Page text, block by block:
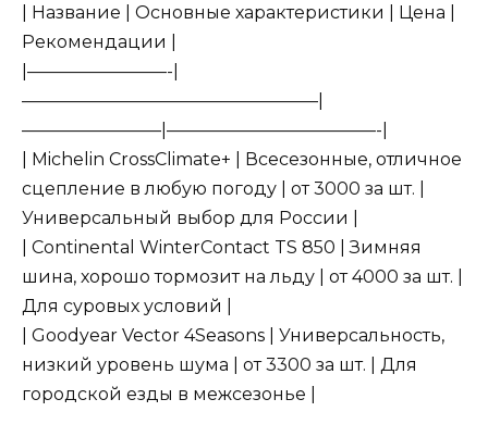
| Название | Основные характеристики | Цена |
Рекомендации |
|————————-|
—————————————————|
————————|————————————-|
| Michelin CrossClimate+ | Всесезонные, отличное
сцепление в любую погоду | от 3000 за шт. |
Универсальный выбор для России |
| Continental WinterContact TS 850 | Зимняя
шина, хорошо тормозит на льду | от 4000 за шт. |
Для суровых условий |
| Goodyear Vector 4Seasons | Универсальность,
низкий уровень шума | от 3300 за шт. | Для
городской езды в межсезонье |